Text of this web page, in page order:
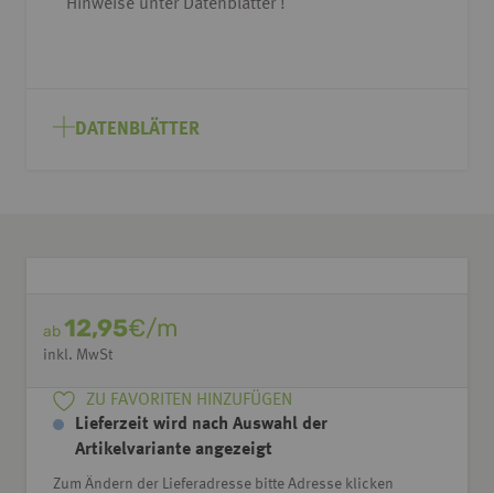
Hinweise unter Datenblätter !
DATENBLÄTTER
ab12,95€/m
inkl. MwSt
ZU FAVORITEN HINZUFÜGEN
Lieferzeit wird nach Auswahl der
Artikelvariante angezeigt
Zum Ändern der Lieferadresse bitte Adresse klicken